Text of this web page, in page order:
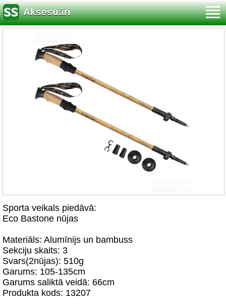
Aksesuāri
Sporta veikals piedāvā:
Eco Bastone nūjas
Materiāls: Alumīnijs un bambuss
Sekciju skaits: 3
Svars(2nūjas): 510g
Garums: 105-135cm
Garums saliktā veidā: 66cm
Produkta kods: 13207